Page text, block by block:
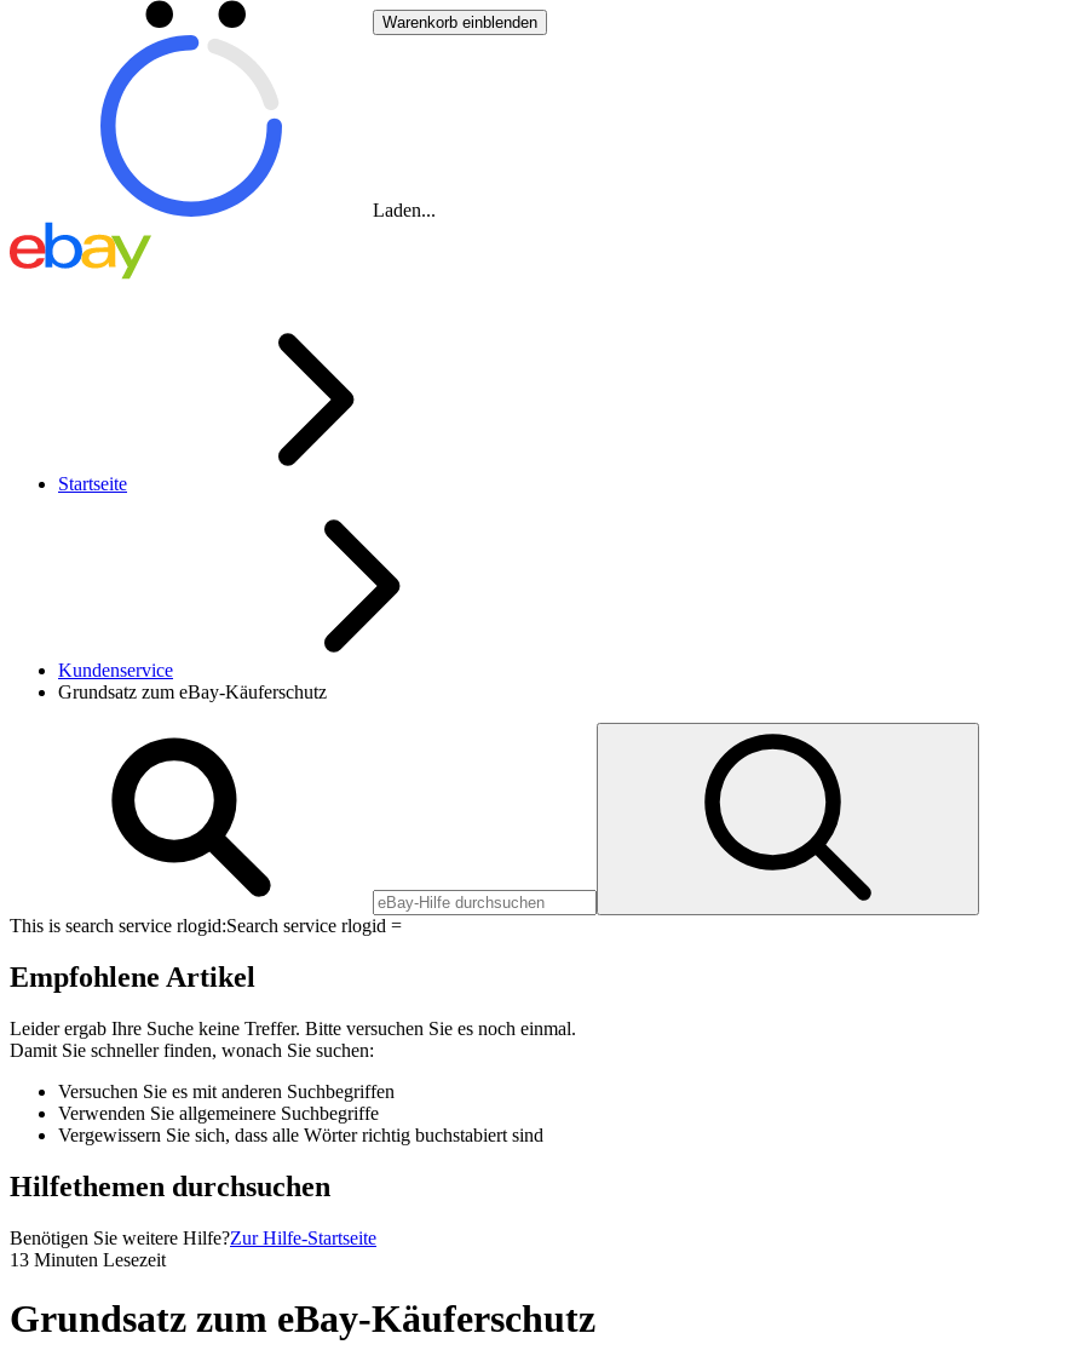
Warenkorb einblenden
Laden...
Startseite
Kundenservice
Grundsatz zum eBay-Käuferschutz
This is search service rlogid:Search service rlogid =
Empfohlene Artikel
Leider ergab Ihre Suche keine Treffer. Bitte versuchen Sie es noch einmal.
Damit Sie schneller finden, wonach Sie suchen:
Versuchen Sie es mit anderen Suchbegriffen
Verwenden Sie allgemeinere Suchbegriffe
Vergewissern Sie sich, dass alle Wörter richtig buchstabiert sind
Hilfethemen durchsuchen
Benötigen Sie weitere Hilfe?Zur Hilfe-Startseite
13 Minuten Lesezeit
Grundsatz zum eBay-Käuferschutz